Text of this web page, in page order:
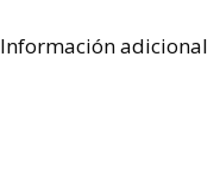
Información adicional